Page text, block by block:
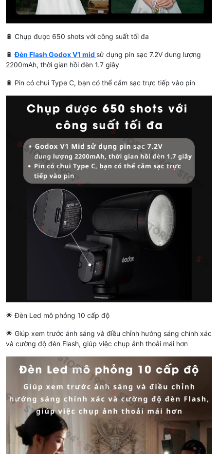
🔋 Chụp được 650 shots với công suất tối đa
🔋Đèn Flash Godox V1 mid sử dụng pin sạc 7.2V dung lượng
2200mAh, thời gian hồi đèn 1.7 giây
🔋 Pin có chui Type C, bạn có thể cắm sạc trực tiếp vào pin
🌟 Đèn Led mô phỏng 10 cấp độ
🌟 Giúp xem trước ánh sáng và điều chỉnh hướng sáng chính xác
và cường độ đèn Flash, giúp việc chụp ảnh thoải mái hơn